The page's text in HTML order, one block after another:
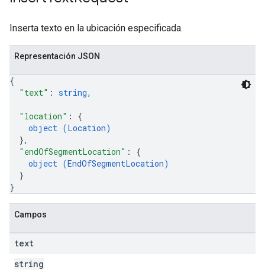
Inserta texto en la ubicación especificada.
Representación JSON
{
"text" : string,
"location" : {
object (Location)
},
"endOfSegmentLocation" : {
object (EndOfSegmentLocation)
}
}
Campos
text
string